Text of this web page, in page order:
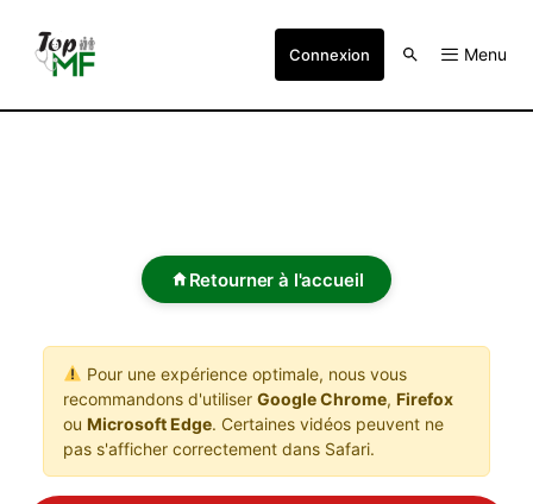
Connexion Menu
Retourner à l'accueil
Pour une expérience optimale, nous vous
recommandons d'utiliser Google Chrome, Firefox
ou Microsoft Edge. Certaines vidéos peuvent ne
pas s'afficher correctement dans Safari.